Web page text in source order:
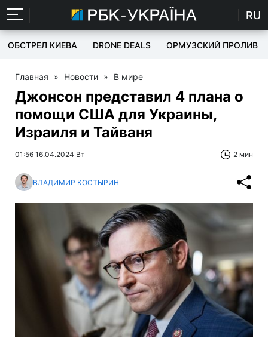
RU
ОБСТРЕЛ КИЕВА DRONE DEALS ОРМУЗСКИЙ ПРОЛИВ
Главная » Новости » В мире
Джонсон представил 4 плана о
помощи США для Украины,
Израиля и Тайваня
01:56 16.04.2024 Вт 2 мин
ВЛАДИМИР КОСТЫРИН